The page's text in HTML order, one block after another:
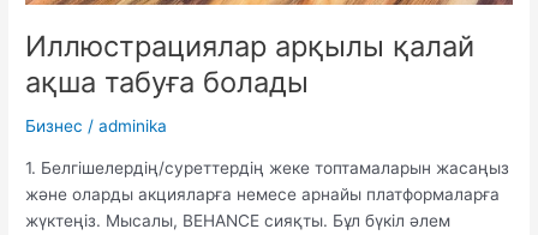
Иллюстрациялар арқылы қалай
ақша табуға болады
Бизнес /adminika
1. Белгішелердің/суреттердің жеке топтамаларын жасаңыз
және оларды акцияларға немесе арнайы платформаларға
жүктеңіз. Мысалы, BEHANCE сияқты. Бұл бүкіл әлем